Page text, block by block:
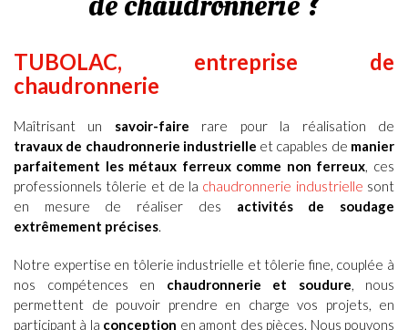
TUBOLAC, entreprise de
chaudronnerie
Maîtrisant un savoir-faire rare pour la réalisation de
travaux de chaudronnerie industrielle et capables de manier
parfaitement les métaux ferreux comme non ferreux , ces
professionnels tôlerie et de la chaudronnerie industrielle sont
en mesure de réaliser des activités de soudage
extrêmement précises
Notre expertise en tôlerie industrielle et tôlerie fine, couplée à
nos compétences en chaudronnerie et soudure , nous
permettent de pouvoir prendre en charge vos projets, en
participant à la conception en amont des pièces. Nous pouvons